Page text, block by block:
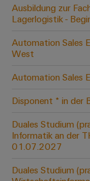
für
im
die
maritime
Industrie
Services
(OEM)
Services
Industrial
Platform
&
Ausbildung zur
Lagerlogistik -
Automation Sales
West
Automation Sales
Disponent * in der
Duales Studium
Informatik an der
01.07.2027
Duales Studium